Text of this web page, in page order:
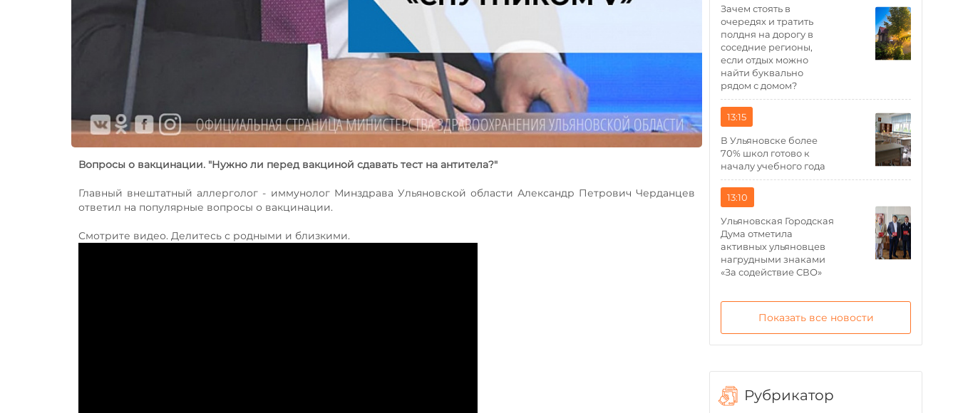
Вопросы о вакцинации. "Нужно ли перед вакциной сдавать тест на антитела?"
Главный внештатный аллерголог - иммунолог Минздрава Ульяновской области Александр Петрович Черданцев
ответил на популярные вопросы о вакцинации.
Смотрите видео. Делитесь с родными и близкими.
Зачем стоять в
очередях и тратить
полдня на дорогу в
соседние регионы,
если отдых можно
найти буквально
рядом с домом?
13:15
В Ульяновске более
70% школ готово к
началу учебного года
13:10
Ульяновская Городская
Дума отметила
активных ульяновцев
нагрудными знаками
«За содействие СВО»
Показать все новости
Рубрикатор